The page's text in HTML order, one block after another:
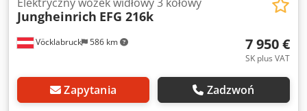
Vöcklabruck 586 km
Jungheinrich EFG 216k
7 950 €
SK plus VAT
Zapytania Zadzwoń